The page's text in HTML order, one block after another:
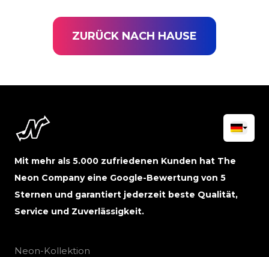
ZURÜCK NACH HAUSE
Mit mehr als 5.000 zufriedenen Kunden hat The
Neon Company eine Google-Bewertung von 5
Sternen und garantiert jederzeit beste Qualität,
Service und Zuverlässigkeit.
Neon-Kollektion